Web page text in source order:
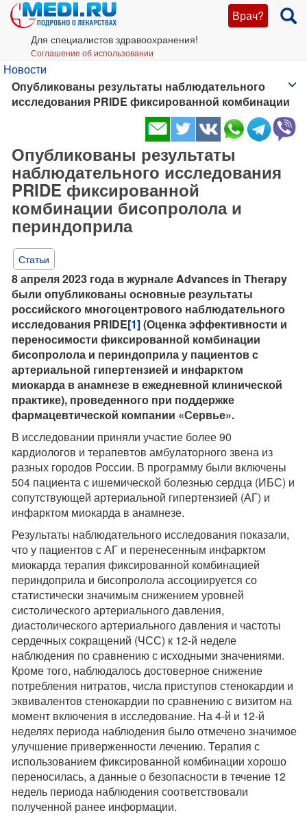
Врач?
Для специалистов здравоохранения!
Соглашение об использовании
Новости
Опубликованы результаты наблюдательного
исследования PRIDE фиксированной комбинации
бисопролола и периндоприла
Опубликованы результаты
наблюдательного исследования
PRIDE фиксированной
комбинации бисопролола и
периндоприла
Статьи
8 апреля 2023 года в журналеAdvances in Therapy
были опубликованы основные результаты
российского многоцентрового наблюдательного
исследования PRIDE[1](Оценка эффективности и
переносимости фиксированной комбинации
бисопролола и периндоприла у пациентов с
артериальной гипертензией и инфарктом
миокарда в анамнезе в ежедневной клинической
практике), проведенного при поддержке
фармацевтической компании «Сервье».
В исследовании приняли участие более 90
кардиологов и терапевтов амбулаторного звена из
разных городов России. В программу были включены
504 пациента с ишемической болезнью сердца (ИБС) и
сопутствующей артериальной гипертензией (АГ) и
инфарктом миокарда в анамнезе.
Результаты наблюдательного исследования показали,
что у пациентов с АГ и перенесенным инфарктом
миокарда терапия фиксированной комбинацией
периндоприла и бисопролола ассоциируется со
статистически значимым снижением уровней
систолического артериального давления,
диастолического артериального давления и частоты
сердечных сокращений (ЧСС) к 12-й неделе
наблюдения по сравнению с исходными значениями.
Кроме того, наблюдалось достоверное снижение
потребления нитратов, числа приступов стенокардии и
эквивалентов стенокардии по сравнению с визитом на
момент включения в исследование. На 4-й и 12-й
неделях периода наблюдения было отмечено значимое
улучшение приверженности лечению. Терапия с
использованием фиксированной комбинации хорошо
переносилась, а данные о безопасности в течение 12
недель периода наблюдения соответствовали
полученной ранее информации.